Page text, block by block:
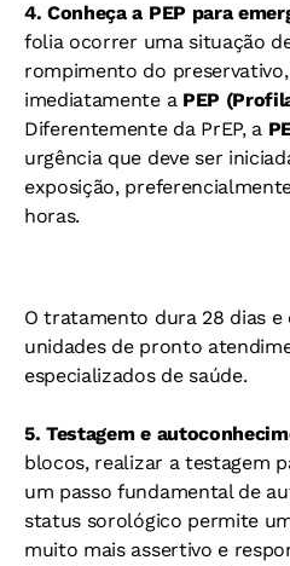
4. Conheça a PEP para
folia ocorrer uma situação
rompimento do
imediatamente a PEP
Diferentemente da PrEP, a
urgência que deve ser
exposição,
horas.
O tratamento dura 28 dias e
unidades de pronto
especializados de saúde.
5. Testagem e
blocos, realizar a testagem
um passo fundamental de
status sorológico permite
muito mais assertivo e